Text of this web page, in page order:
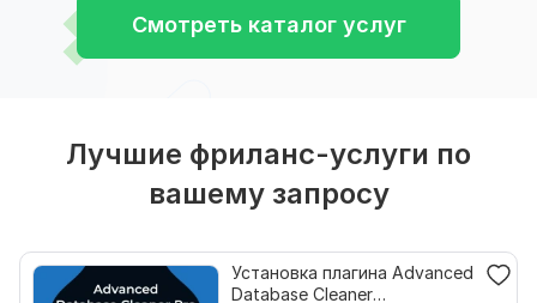
Смотреть каталог услуг
Лучшие фриланс-услуги по
вашему запросу
Установка плагина Advanced
Database Cleaner